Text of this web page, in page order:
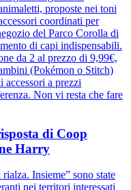
proposte nei toni
coordinati per
del Parco Corolla di
di capi indispensabili.
da 2 al prezzo di 9,99€,
(Pokémon o Stitch)
accessori a prezzi
Non vi resta che fare
di Coop
Harry
Insieme” sono state
nei territori interessati